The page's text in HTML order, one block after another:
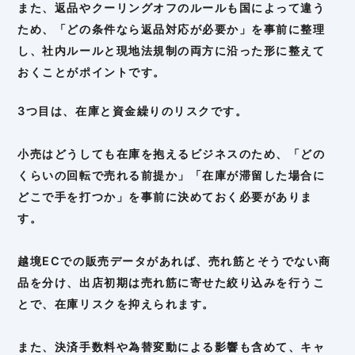
また、返品やクーリングオフのルールも国によって違う
ため、「どの条件なら返品対応が必要か」を事前に整理
し、社内ルールと現地法規制の両方に沿った形に整えて
おくことがポイントです。
3つ目は、在庫と資金繰りのリスクです。
小売はどうしても在庫を抱えるビジネスのため、「どの
くらいの回転で売れる前提か」「在庫が滞留した場合に
どこで手を打つか」を事前に決めておく必要がありま
す。
越境ECでの販売データがあれば、売れ筋とそうでない商
品を分け、出店初期は売れ筋に寄せた絞り込みを行うこ
とで、在庫リスクを抑えられます。
また、決済手数料や為替変動による影響も含めて、キャ